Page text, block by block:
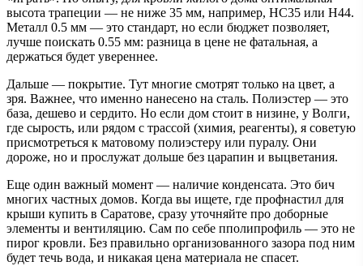
высота трапеции — не ниже 35 мм, например, НС35 или Н44.
Металл 0.5 мм — это стандарт, но если бюджет позволяет,
лучше поискать 0.55 мм: разница в цене не фатальная, а
держаться будет увереннее.
Дальше — покрытие. Тут многие смотрят только на цвет, а
зря. Важнее, что именно нанесено на сталь. Полиэстер — это
база, дешево и сердито. Но если дом стоит в низине, у Волги,
где сырость, или рядом с трассой (химия, реагенты), я советую
присмотреться к матовому полиэстеру или пуралу. Они
дороже, но и прослужат дольше без царапин и выцветания.
Еще один важный момент — наличие конденсата. Это бич
многих частных домов. Когда вы ищете, где профнастил для
крыши купить в Саратове, сразу уточняйте про доборные
элементы и вентиляцию. Сам по себе пполипрофиль — это не
пирог кровли. Без правильно организованного зазора под ним
будет течь вода, и никакая цена материала не спасет.